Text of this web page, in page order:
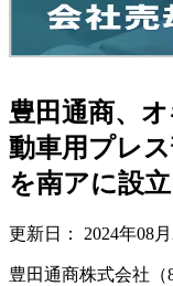
豊田通商、
動車用プレ
を南アに設立
更新日： 2024年08月
豊田通商株式会社（